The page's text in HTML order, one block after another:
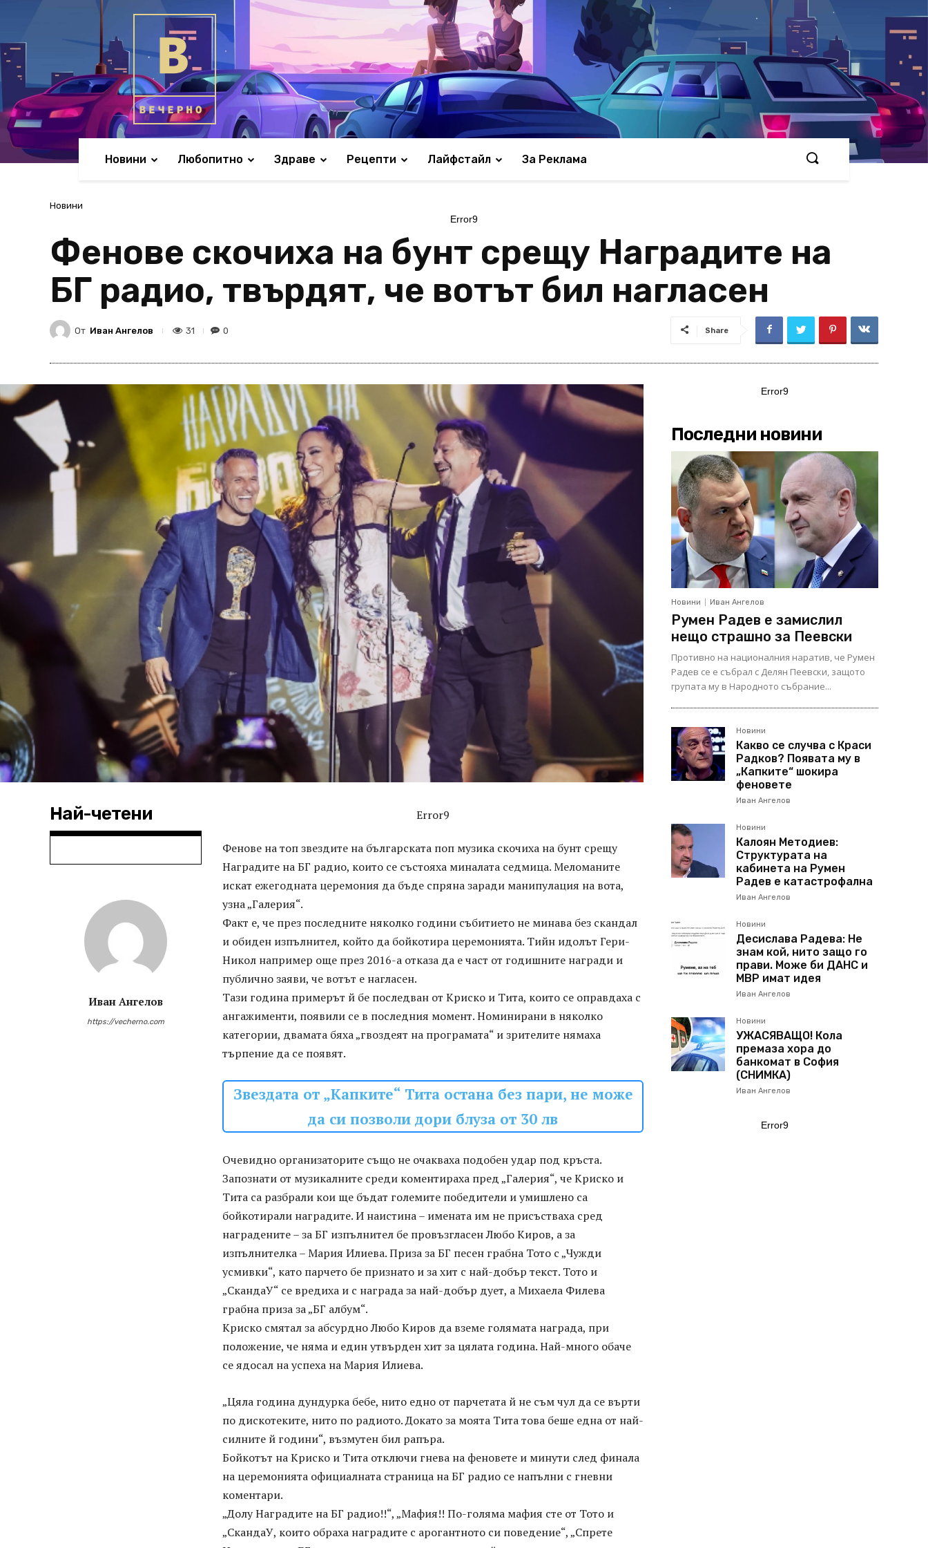
Новини Любопитно Здраве Рецепти Лайфстайл За Реклама
Новини
Error9
Фенове скочиха на бунт срещу Наградите на
БГ радио, твърдят, че вотът бил нагласен
От Иван Ангелов 31 0 Share
Най-четени
Иван Ангелов
https://vecherno.com
Error9
Фенове на топ звездите на българската поп музика скочиха на бунт срещу
Наградите на БГ радио, които се състояха миналата седмица. Меломаните
искат ежегодната церемония да бъде спряна заради манипулация на вота,
узна „Галерия“.
Факт е, че през последните няколко години събитието не минава без скандал
и обиден изпълнител, който да бойкотира церемонията. Тийн идолът Гери-
Никол например още през 2016-а отказа да е част от годишните награди и
публично заяви, че вотът е нагласен.
Тази година примерът й бе последван от Криско и Тита, които се оправдаха с
ангажименти, появили се в последния момент. Номинирани в няколко
категории, двамата бяха „гвоздеят на програмата“ и зрителите нямаха
търпение да се появят.
Звездата от „Капките“ Тита остана без пари, не може
да си позволи дори блуза от 30 лв
Очевидно организаторите също не очакваха подобен удар под кръста.
Запознати от музикалните среди коментираха пред „Галерия“, че Криско и
Тита са разбрали кои ще бъдат големите победители и умишлено са
бойкотирали наградите. И наистина – имената им не присъстваха сред
наградените – за БГ изпълнител бе провъзгласен Любо Киров, а за
изпълнителка – Мария Илиева. Приза за БГ песен грабна Тото с „Чужди
усмивки“, като парчето бе признато и за хит с най-добър текст. Тото и
„СкандаУ“ се вредиха и с награда за най-добър дует, а Михаела Филева
грабна приза за „БГ албум“.
Криско смятал за абсурдно Любо Киров да вземе голямата награда, при
положение, че няма и един утвърден хит за цялата година. Най-много обаче
се ядосал на успеха на Мария Илиева.
„Цяла година дундурка бебе, нито едно от парчетата й не съм чул да се върти
по дискотеките, нито по радиото. Докато за моята Тита това беше една от най-
силните й години“, възмутен бил рапъра.
Бойкотът на Криско и Тита отключи гнева на феновете и минути след финала
на церемонията официалната страница на БГ радио се напълни с гневни
коментари.
„Долу Наградите на БГ радио!!“, „Мафия!! По-голяма мафия сте от Тото и
„СкандаУ, които обраха наградите с арогантното си поведение“, „Спрете
Error9
Последни новини
Новини Иван Ангелов
Румен Радев е замислил
нещо страшно за Пеевски
Противно на националния наратив, че Румен
Радев се е събрал с Делян Пеевски, защото
групата му в Народното събрание...
Новини
Какво се случва с Краси
Радков? Появата му в
„Капките“ шокира
феновете
Иван Ангелов
Новини
Калоян Методиев:
Структурата на
кабинета на Румен
Радев е катастрофална
Иван Ангелов
Новини
Десислава Радева: Не
знам кой, нито защо го
прави. Може би ДАНС и
МВР имат идея
Иван Ангелов
Новини
УЖАСЯВАЩО! Кола
премаза хора до
банкомат в София
(СНИМКА)
Иван Ангелов
Error9